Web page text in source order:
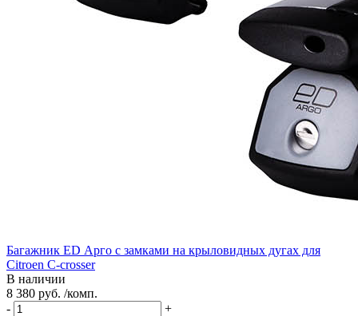
Багажник ED Арго с замками на крыловидных дугах для
Citroen C-crosser
В наличии
8 380 руб. /комп.
-
+